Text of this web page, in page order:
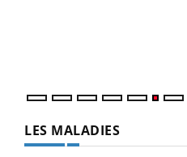
LES MALADIES